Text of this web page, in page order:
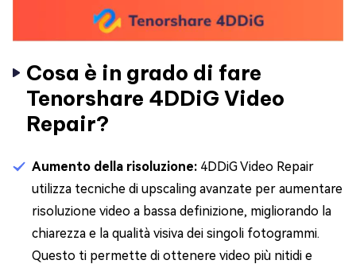
Cosa è in grado di fare
Tenorshare 4DDiG Video
Repair?
Aumento della risoluzione: 4DDiG Video Repair
utilizza tecniche di upscaling avanzate per aumentare
risoluzione video a bassa definizione, migliorando la
chiarezza e la qualità visiva dei singoli fotogrammi.
Questo ti permette di ottenere video più nitidi e